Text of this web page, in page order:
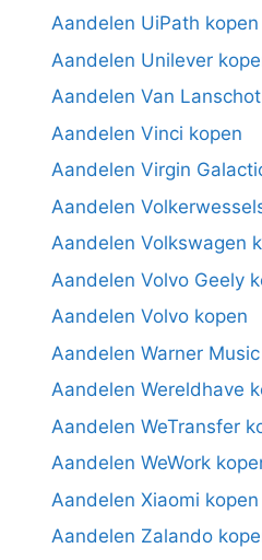
Aandelen UiPath kopen
Aandelen Unilever
Aandelen Van
Aandelen Vinci kopen
Aandelen Virgin
Aandelen
Aandelen Volkswagen
Aandelen Volvo Geely
Aandelen Volvo kopen
Aandelen Warner
Aandelen Wereldhave
Aandelen WeTransfer
Aandelen WeWork
Aandelen Xiaomi kopen
Aandelen Zalando